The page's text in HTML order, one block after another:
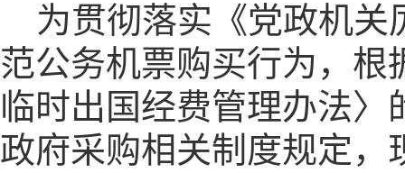
为贯彻落实《党政机
范公务机票购买行为，
临时出国经费管理办法〉
政府采购相关制度规定，